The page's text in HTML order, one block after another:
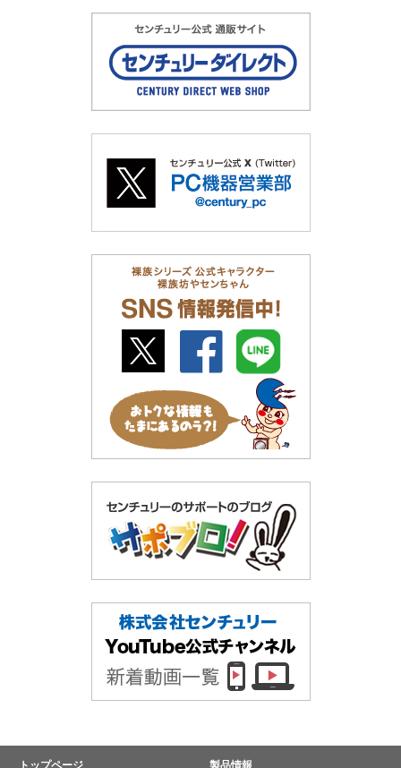
トップページ 製品情報